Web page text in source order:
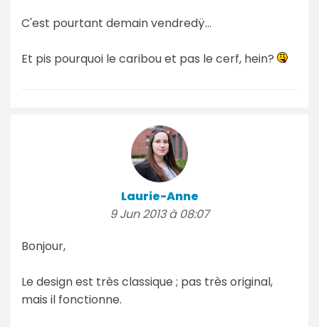
C'est pourtant demain vendredÿ...
Et pis pourquoi le caribou et pas le cerf, hein?
Laurie-Anne
9 Jun 2013 à 08:07
Bonjour,
Le design est très classique ; pas très original,
mais il fonctionne.